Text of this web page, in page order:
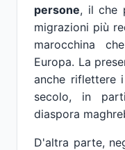
persone, il che
migrazioni più
marocchina
Europa. La
anche riflettere
secolo, in
diaspora
D'altra parte,